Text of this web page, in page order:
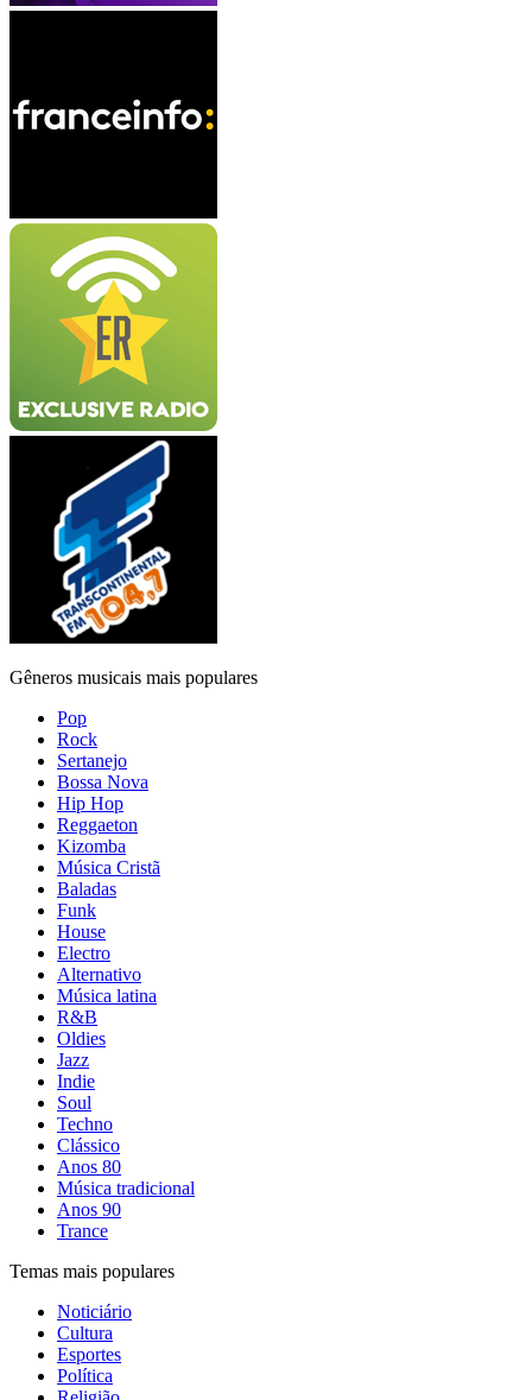
Gêneros musicais mais populares
Pop
Rock
Sertanejo
Bossa Nova
Hip Hop
Reggaeton
Kizomba
Música Cristã
Baladas
Funk
House
Electro
Alternativo
Música latina
R&B
Oldies
Jazz
Indie
Soul
Techno
Clássico
Anos 80
Música tradicional
Anos 90
Trance
Temas mais populares
Noticiário
Cultura
Esportes
Política